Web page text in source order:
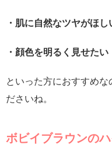
・肌に自然なツヤがほし
・顔色を明るく見せたい
といった方におすすめな
ださいね。
ボビイブラウンの